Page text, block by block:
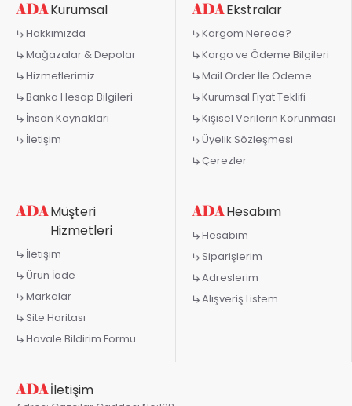
Kurumsal
Hakkımızda
Mağazalar & Depolar
Hizmetlerimiz
Banka Hesap Bilgileri
İnsan Kaynakları
İletişim
Ekstralar
Kargom Nerede?
Kargo ve Ödeme Bilgileri
Mail Order İle Ödeme
Kurumsal Fiyat Teklifi
Kişisel Verilerin Korunması
Üyelik Sözleşmesi
Çerezler
Müşteri
Hizmetleri
İletişim
Ürün İade
Markalar
Site Haritası
Havale Bildirim Formu
Hesabım
Hesabım
Siparişlerim
Adreslerim
Alışveriş Listem
İletişim